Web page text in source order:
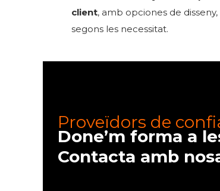
client, amb opciones de
segons les necessitat.
Proveïdors de
Done’m forma a
Contacta amb